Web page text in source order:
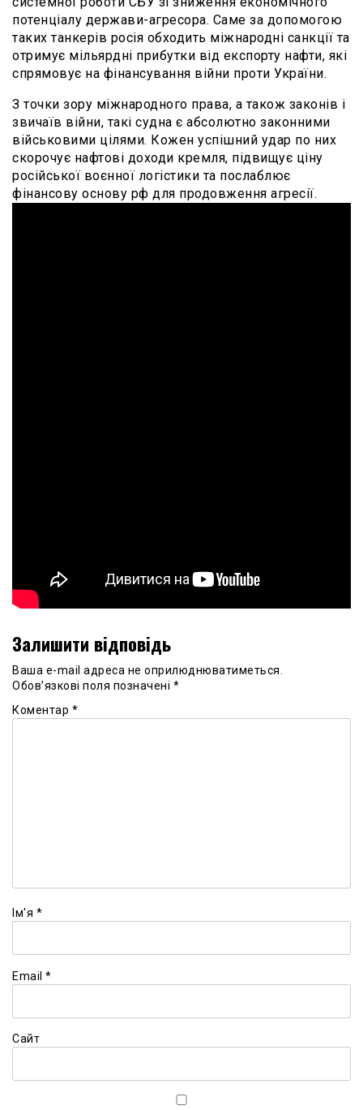
потенціалу держави-агресора. Саме за допомогою
таких танкерів росія обходить міжнародні санкції та
отримує мільярдні прибутки від експорту нафти, які
спрямовує на фінансування війни проти України.
З точки зору міжнародного права, а також законів і
звичаїв війни, такі судна є абсолютно законними
військовими цілями. Кожен успішний удар по них
скорочує нафтові доходи кремля, підвищує ціну
російської воєнної логістики та послаблює
фінансову основу рф для продовження агресії.
Залишити відповідь
Ваша e-mail адреса не оприлюднюватиметься.
Обов’язкові поля позначені *
Коментар *
Ім'я *
Email *
Сайт